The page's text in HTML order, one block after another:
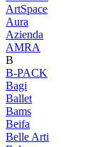
ArtSpace
Aura
Azienda
AМRA
B
B-PACK
Bagi
Ballet
Bams
Beifa
Belle Arti